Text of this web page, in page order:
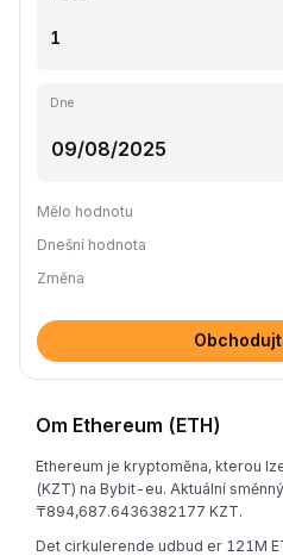
Dne
Mělo hodnotu
Dnešní hodnota
Změna
Om Ethereum (ETH)
Ethereum je kryptoměna, kterou
(KZT) na Bybit-eu. Aktuální
₸894,687.6436382177 KZT.
Det cirkulerende udbud er 121M